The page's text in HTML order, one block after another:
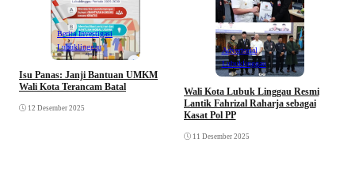
Berita Investigasi
Lubuklinggau
Isu Panas: Janji Bantuan UMKM
Wali Kota Terancam Batal
12 Desember 2025
Advertorial
Lubuklinggau
Wali Kota Lubuk Linggau Resmi
Lantik Fahrizal Raharja sebagai
Kasat Pol PP
11 Desember 2025